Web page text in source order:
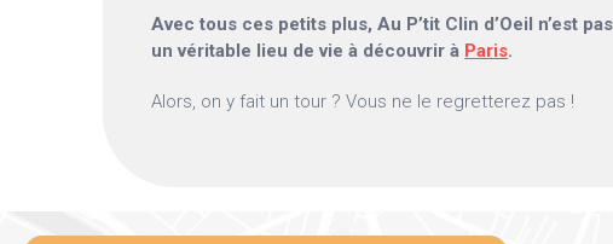
Avec tous ces petits plus, Au P’tit Clin d’Oeil n’est
un véritable lieu de vie à découvrir à Paris.
Alors, on y fait un tour ? Vous ne le regretterez pas !